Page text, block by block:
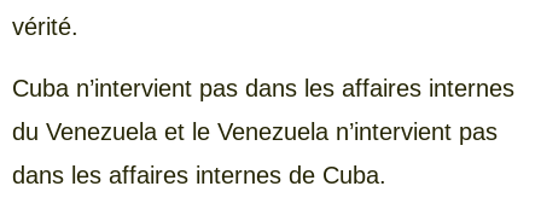
vérité.
Cuba n’intervient pas dans les affaires internes
du Venezuela et le Venezuela n’intervient pas
dans les affaires internes de Cuba.